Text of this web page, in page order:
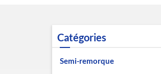
Catégories
Semi-remorque